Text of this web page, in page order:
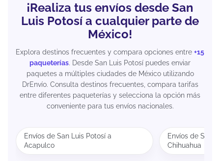
¡Realiza tus envíos desde San
Luis Potosí a cualquier parte de
México!
Explora destinos frecuentes y compara opciones entre +15
paqueterías. Desde San Luis Potosí puedes enviar
paquetes a múltiples ciudades de México utilizando
DrEnvío. Consulta destinos frecuentes, compara tarifas
entre diferentes paqueterías y selecciona la opción más
conveniente para tus envíos nacionales.
Envíos de San Luis Potosí a
Acapulco
Envíos de San
Chihuahua